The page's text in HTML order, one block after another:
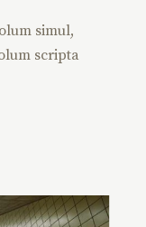
simul,
scripta